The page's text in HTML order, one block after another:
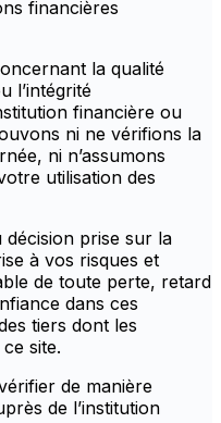
financières
la qualité
l’intégrité
financière ou
ni ne vérifions la
ni n’assumons
utilisation des
prise sur la
à vos risques et
de toute perte, retard
dans ces
tiers dont les
site.
de manière
de l’institution